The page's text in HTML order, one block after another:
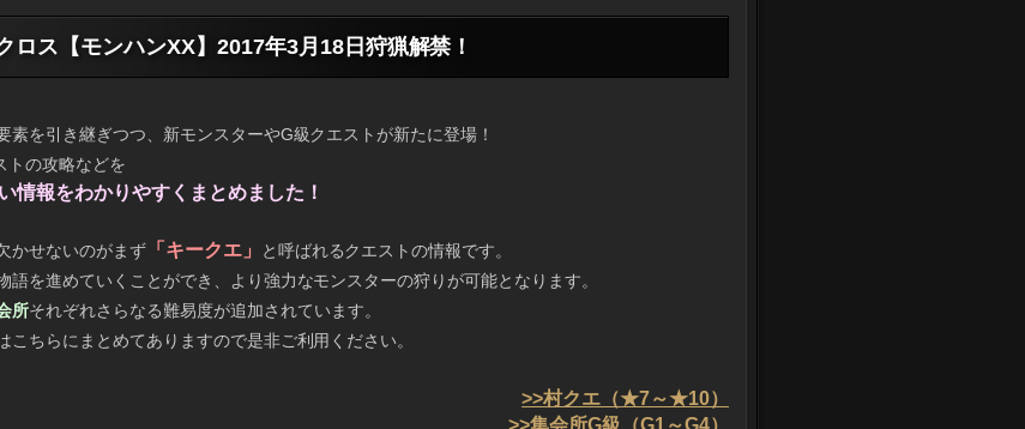
ロス【モンハンXX】2017年3月18日狩猟解禁！
を引き継ぎつつ、新モンスターやG級クエストが新たに登場！
トの攻略などを
情報をわかりやすくまとめました！
かせないのがまず「キークエ」
と呼ばれるクエストの情報です。
を進めていくことができ、より強力なモンスターの狩りが可能となります。
所それぞれさらなる難易度が追加されています。
ちらにまとめてありますので是非ご利用ください。
>>村クエ（★7～★10）
>>集会所G級（G1～G4）